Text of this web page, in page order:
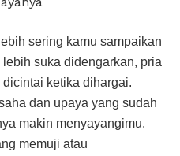
sering kamu sampaikan
suka didengarkan, pria
ketika dihargai.
dan upaya yang sudah
makin menyayangimu.
memuji atau